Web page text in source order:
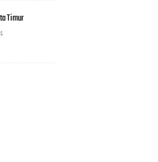
Timur